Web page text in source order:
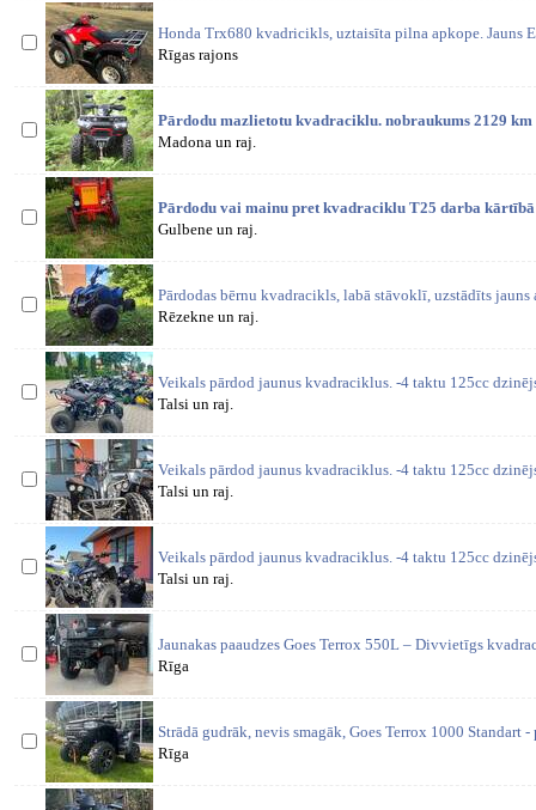
Honda Trx680 kvadricikls, uztaisīta pilna apkope. Jauns
Rīgas rajons
Pārdodu mazlietotu kvadraciklu. nobraukums 2129
Madona un raj.
Pārdodu vai mainu pret kvadraciklu T25 darba
Gulbene un raj.
Pārdodas bērnu kvadracikls, labā stāvoklī, uzstādīts jauns
Rēzekne un raj.
Veikals pārdod jaunus kvadraciklus. -4 taktu 125cc
Talsi un raj.
Veikals pārdod jaunus kvadraciklus. -4 taktu 125cc
Talsi un raj.
Veikals pārdod jaunus kvadraciklus. -4 taktu 125cc
Talsi un raj.
Jaunakas paaudzes Goes Terrox 550L – Divvietīgs
Rīga
Strādā gudrāk, nevis smagāk, Goes Terrox 1000 Standart -
Rīga